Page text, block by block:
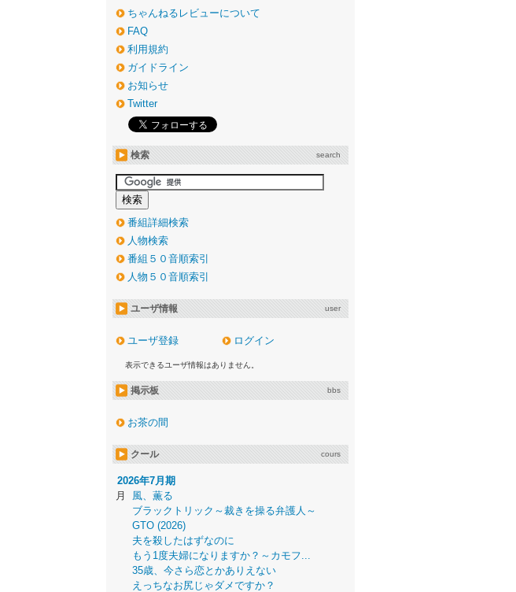
ちゃんねるレビューについて
FAQ
利用規約
ガイドライン
お知らせ
Twitter
検索 search
番組詳細検索
人物検索
番組５０音順索引
人物５０音順索引
ユーザ情報 user
ユーザ登録 ログイン
表示できるユーザ情報はありません。
掲示板 bbs
お茶の間
クール cours
2026年7月期
月
風、薫る
ブラックトリック～裁きを操る弁護人～
GTO (2026)
夫を殺したはずなのに
もう1度夫婦になりますか？～カモフ...
35歳、今さら恋とかありえない
えっちなお尻じゃダメですか？